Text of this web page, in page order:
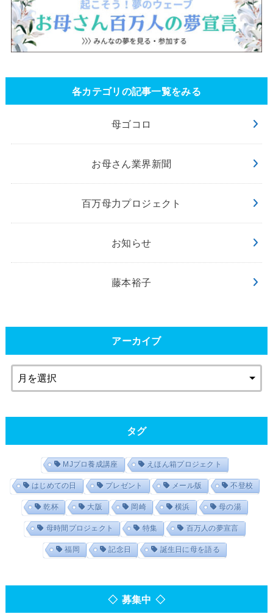
各カテゴリの記事一覧をみる
母ゴコロ
お母さん業界新聞
百万母力プロジェクト
お知らせ
藤本裕子
アーカイブ
タグ
MJプロ養成講座 えほん箱プロジェクト
はじめての日 プレゼント メール版 不登校
乾杯 大阪 岡崎 横浜 母の湯
母時間プロジェクト 特集 百万人の夢宣言
福岡 記念日 誕生日に母を語る
◇ 募集中 ◇